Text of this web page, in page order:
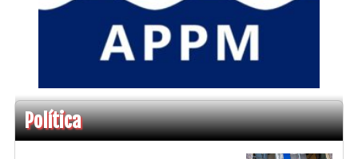
Política